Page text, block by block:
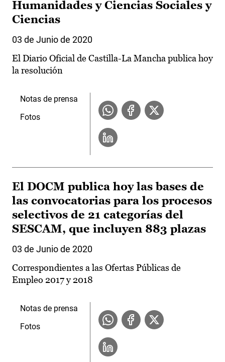
Humanidades y Ciencias Sociales y
Ciencias
03 de Junio de 2020
El Diario Oficial de Castilla-La Mancha publica hoy
la resolución
Notas de prensa
Fotos
El DOCM publica hoy las bases de
las convocatorias para los procesos
selectivos de 21 categorías del
SESCAM, que incluyen 883 plazas
03 de Junio de 2020
Correspondientes a las Ofertas Públicas de
Empleo 2017 y 2018
Notas de prensa
Fotos